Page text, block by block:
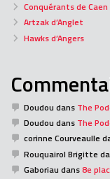
Conquérants de Caen
Artzak d’Anglet
Hawks d’Angers
Doudou dans The
Doudou dans The
corinne Courveaulle
Rouquairol Brigitte
Gaboriau dans8e